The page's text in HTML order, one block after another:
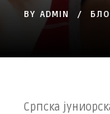
BY ADMIN
Српска